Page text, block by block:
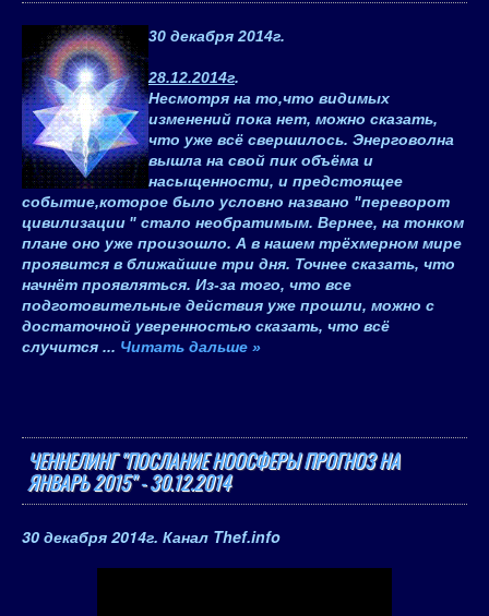
30 декабря 2014г.
28.12.2014г.
Несмотря на то,что видимых
изменений пока нет, можно сказать,
что уже всё свершилось. Энерговолна
вышла на свой пик объёма и
насыщенности, и предстоящее
событие,которое было условно названо "переворот
цивилизации " стало необратимым. Вернее, на тонком
плане оно уже произошло. А в нашем трёхмерном мире
проявится в ближайшие три дня. Точнее сказать, что
начнёт проявляться. Из-за того, что все
подготовительные действия уже прошли, можно с
достаточной уверенностью сказать, что всё
случится ... Читать дальше »
ЧЕННЕЛИНГ "ПОСЛАНИЕ НООСФЕРЫ ПРОГНОЗ НА
ЯНВАРЬ 2015" - 30.12.2014
30 декабря 2014г. Канал Thef.info